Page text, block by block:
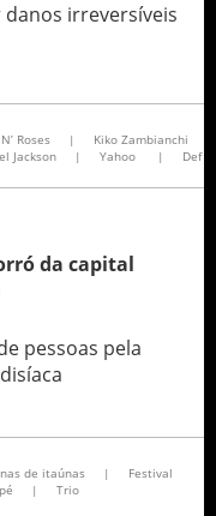
irreversíveis
Roses |
Kiko Zambianchi
Jackson | Yahoo |
Def
da capital
pessoas pela
de itaúnas |
Festival
|
Trio